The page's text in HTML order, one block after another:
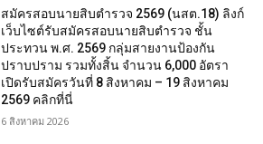
สมัครสอบนายสิบตำรวจ 2569 (นสต.18) ลิงก์
เว็บไซต์รับสมัครสอบนายสิบตำรวจ ชั้น
ประทวน พ.ศ. 2569 กลุ่มสายงานป้องกัน
ปราบปราม รวมทั้งสิ้น จำนวน 6,000 อัตรา
เปิดรับสมัครวันที่ 8 สิงหาคม – 19 สิงหาคม
2569 คลิกที่นี่
6 สิงหาคม 2026